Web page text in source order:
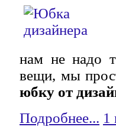
нам не надо
вещи, мы
юбку от
Подробнее... 1